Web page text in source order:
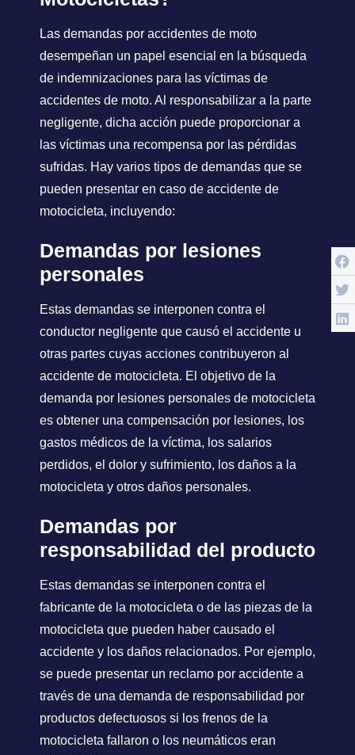
Las demandas por accidentes de moto
desempeñan un papel esencial en la búsqueda
de indemnizaciones para las víctimas de
accidentes de moto. Al responsabilizar a la parte
negligente, dicha acción puede proporcionar a
las víctimas una recompensa por las pérdidas
sufridas. Hay varios tipos de demandas que se
pueden presentar en caso de accidente de
motocicleta, incluyendo:
Demandas por lesiones
personales
Estas demandas se interponen contra el
conductor negligente que causó el accidente u
otras partes cuyas acciones contribuyeron al
accidente de motocicleta. El objetivo de la
demanda por lesiones personales de motocicleta
es obtener una compensación por lesiones, los
gastos médicos de la víctima, los salarios
perdidos, el dolor y sufrimiento, los daños a la
motocicleta y otros daños personales.
Demandas por
responsabilidad del producto
Estas demandas se interponen contra el
fabricante de la motocicleta o de las piezas de la
motocicleta que pueden haber causado el
accidente y los daños relacionados. Por ejemplo,
se puede presentar un reclamo por accidente a
través de una demanda de responsabilidad por
productos defectuosos si los frenos de la
motocicleta fallaron o los neumáticos eran